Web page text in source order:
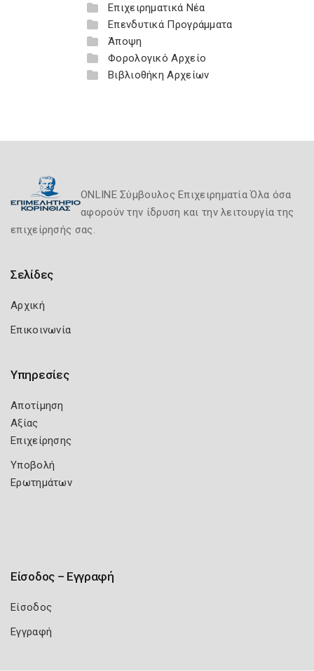
Επιχειρηματικά Νέα
Επενδυτικά Προγράμματα
Άποψη
Φορολογικό Αρχείο
Βιβλιοθήκη Αρχείων
ONLINE Σύμβουλος Επιχειρηματία Όλα όσα
αφορούν την ίδρυση και την λειτουργία της
επιχείρησής σας.
Σελίδες
Αρχική
Επικοινωνία
Υπηρεσίες
Αποτίμηση
Αξίας
Επιχείρησης
Υποβολή
Ερωτημάτων
Είσοδος – Εγγραφή
Είσοδος
Εγγραφή